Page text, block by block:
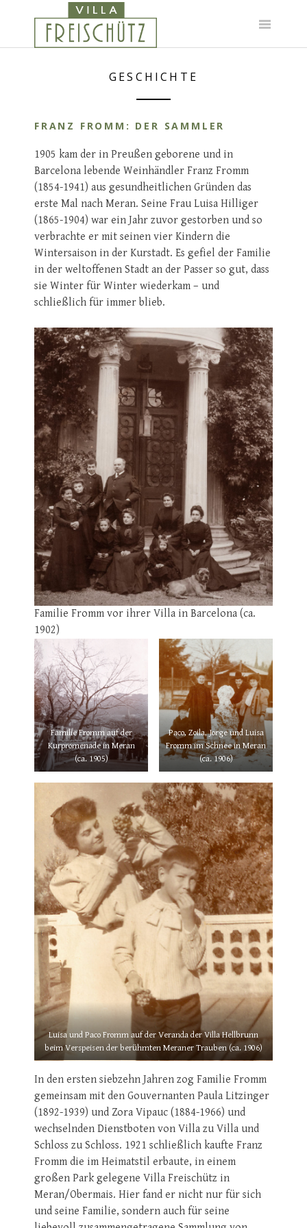
GESCHICHTE
FRANZ FROMM: DER SAMMLER
1905 kam der in Preußen geborene und in
Barcelona lebende Weinhändler Franz Fromm
(1854-1941) aus gesundheitlichen Gründen das
erste Mal nach Meran. Seine Frau Luisa Hilliger
(1865-1904) war ein Jahr zuvor gestorben und so
verbrachte er mit seinen vier Kindern die
Wintersaison in der Kurstadt. Es gefiel der Familie
in der weltoffenen Stadt an der Passer so gut, dass
sie Winter für Winter wiederkam – und
schließlich für immer blieb.
Familie Fromm vor ihrer Villa in Barcelona (ca.
1902)
Familie Fromm auf der
Kurpromenade in Meran
(ca. 1905)
Paco, Zoila, Jorge und Luisa
Fromm im Schnee in Meran
(ca. 1906)
Luisa und Paco Fromm auf der Veranda der Villa Hellbrunn
beim Verspeisen der berühmten Meraner Trauben (ca. 1906)
In den ersten siebzehn Jahren zog Familie Fromm
gemeinsam mit den Gouvernanten Paula Litzinger
(1892-1939) und Zora Vipauc (1884-1966) und
wechselnden Dienstboten von Villa zu Villa und
Schloss zu Schloss. 1921 schließlich kaufte Franz
Fromm die im Heimatstil erbaute, in einem
großen Park gelegene Villa Freischütz in
Meran/Obermais. Hier fand er nicht nur für sich
und seine Familie, sondern auch für seine